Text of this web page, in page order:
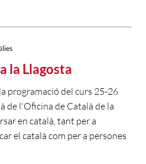
la Llagosta
programació del curs 25-26
de l'Oficina de Català de la
en català, tant per a
el català com per a persones